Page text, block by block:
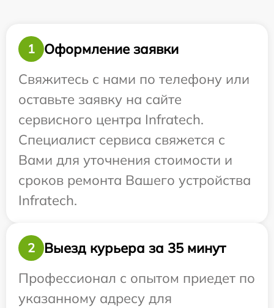
1
Оформление заявки
Свяжитесь с нами по телефону или
оставьте заявку на сайте
сервисного центра Infratech.
Специалист сервиса свяжется с
Вами для уточнения стоимости и
сроков ремонта Вашего устройства
Infratech.
2
Выезд курьера за 35 минут
Профессионал с опытом приедет по
указанному адресу для